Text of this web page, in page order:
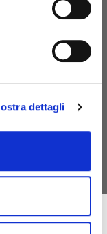
dettagli
saving time